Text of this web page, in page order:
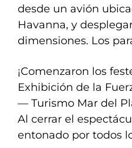
desde un avión
Havanna, y
dimensiones. Los
¡Comenzaron los
Exhibición de la
— Turismo Mar del
Al cerrar el
entonado por todos